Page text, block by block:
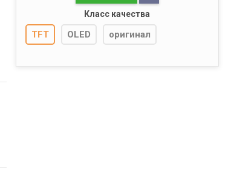
Класс качества
TFT OLED оригинал